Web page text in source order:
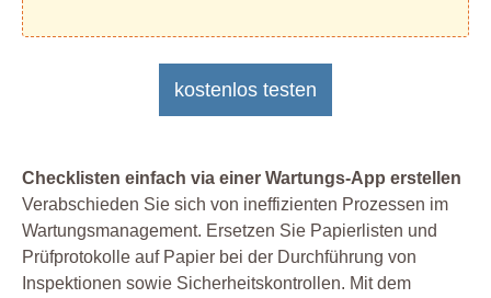
kostenlos testen
Checklisten einfach via einer Wartungs-App erstellen
Verabschieden Sie sich von ineffizienten Prozessen im
Wartungsmanagement. Ersetzen Sie Papierlisten und
Prüfprotokolle auf Papier bei der Durchführung von
Inspektionen sowie Sicherheitskontrollen. Mit dem